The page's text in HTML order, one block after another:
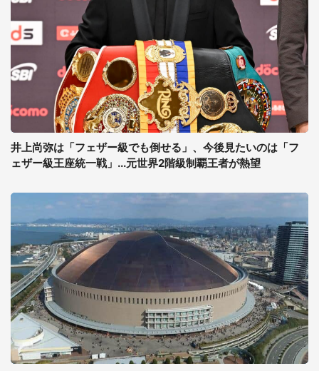
井上尚弥は「フェザー級でも倒せる」、今後見たいのは「フ
ェザー級王座統一戦」...元世界2階級制覇王者が熱望